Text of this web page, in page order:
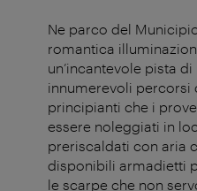
Ne parco del
romantica
un’incantevole pista
innumerevoli percorsi
principianti che i
essere noleggiati in
preriscaldati con aria
disponibili armadietti
le scarpe che non